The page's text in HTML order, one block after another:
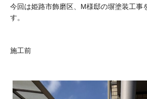
今回は姫路市飾磨区、M様邸の塀塗装工事
す。
施工前